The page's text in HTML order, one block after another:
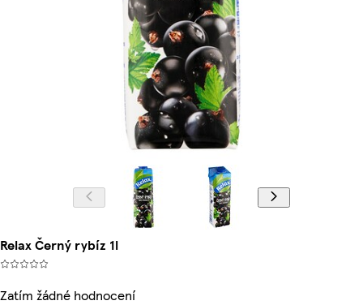
Relax Černý rybíz 1l
Zatím žádné hodnocení